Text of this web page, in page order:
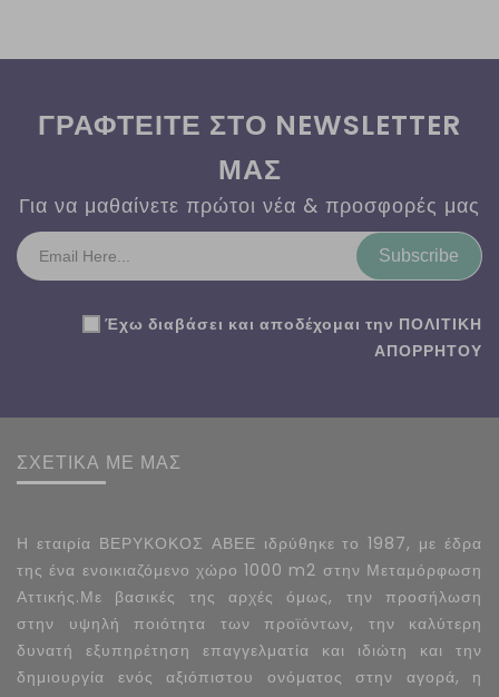
ΓΡΑΦΤΕΙΤΕ ΣΤΟ NEWSLETTER
ΜΑΣ
Για να μαθαίνετε πρώτοι νέα & προσφορές μας
Subscribe
Έχω διαβάσει και αποδέχομαι την ΠΟΛΙΤΙΚΗ
ΑΠΟΡΡΗΤΟΥ
ΣΧΕΤΙΚΑ ΜΕ ΜΑΣ
Η εταιρία ΒΕΡΥΚΟΚΟΣ ΑΒΕΕ ιδρύθηκε το 1987, με έδρα
της ένα ενοικιαζόμενο χώρο 1000 m2 στην Μεταμόρφωση
Αττικής.Με βασικές της αρχές όμως, την προσήλωση
στην υψηλή ποιότητα των προϊόντων, την καλύτερη
δυνατή εξυπηρέτηση επαγγελματία και ιδιώτη και την
δημιουργία ενός αξιόπιστου ονόματος στην αγορά, η